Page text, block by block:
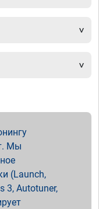
Мы
(Launch,
3, Autotuner,